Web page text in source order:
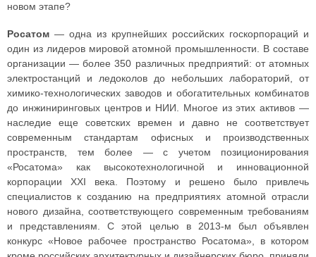
новом этапе?
Росатом — одна из крупнейших российских госкорпораций и
один из лидеров мировой атомной промышленности. В составе
организации — более 350 различных предприятий: от атомных
электростанций и ледоколов до небольших лабораторий, от
химико-технологических заводов и обогатительных комбинатов
до инжиниринговых центров и НИИ. Многое из этих активов —
наследие еще советских времен и давно не соответствует
современным стандартам офисных и производственных
пространств, тем более — с учетом позиционирования
«Росатома» как высокотехнологичной и инновационной
корпорации XXI века. Поэтому и решено было привлечь
специалистов к созданию на предприятиях атомной отрасли
нового дизайна, соответствующего современным требованиям
и представлениям. С этой целью в 2013-м был объявлен
конкурс «Новое рабочее пространство Росатома», в котором